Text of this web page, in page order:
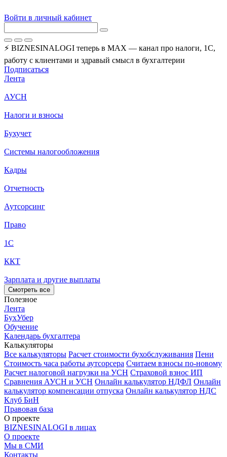
Войти в личный кабинет
⚡ BIZNESINALOGI теперь в MAX — канал про налоги, 1С,
работу с клиентами и здравый смысл в бухгалтерии
Подписаться
Лента
АУСН
Налоги и взносы
Бухучет
Системы налогообложения
Кадры
Отчетность
Аутсорсинг
Право
1С
ККТ
Зарплата и другие выплаты
Смотреть все
Полезное
Лента
БухУбер
Обучение
Календарь бухгалтера
Калькуляторы
Все калькуляторы Расчет стоимости бухобслуживания Пени
Стоимость часа работы аутсорсера Считаем взносы по-новому
Расчет налоговой нагрузки на УСН Страховой взнос ИП
Сравнения АУСН и УСН Онлайн калькулятор НДФЛ Онлайн
калькулятор компенсации отпуска Онлайн калькулятор НДС
Клуб БиН
Правовая база
О проекте
BIZNESINALOGI в лицах
О проекте
Мы в СМИ
Контакты